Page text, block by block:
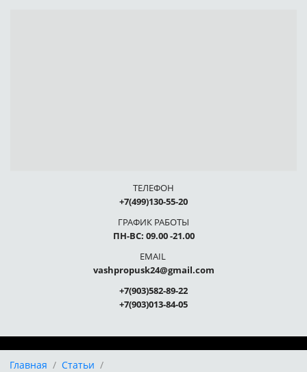
ТЕЛЕФОН
+7(499)130-55-20
ГРАФИК РАБОТЫ
ПН-ВС: 09.00 -21.00
EMAIL
vashpropusk24@gmail.com
+7(903)582-89-22
+7(903)013-84-05
Главная / Статьи /